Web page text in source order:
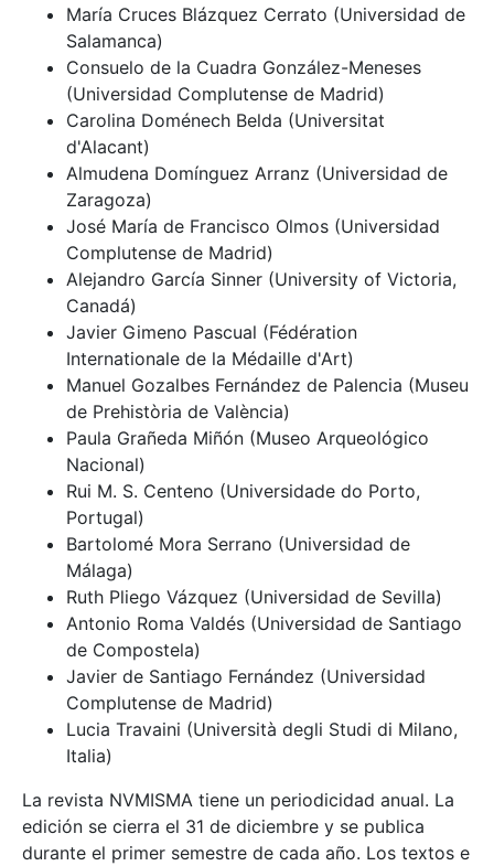
María Cruces Blázquez Cerrato (Universidad de
Salamanca)
Consuelo de la Cuadra González-Meneses
(Universidad Complutense de Madrid)
Carolina Doménech Belda (Universitat
d'Alacant)
Almudena Domínguez Arranz (Universidad de
Zaragoza)
José María de Francisco Olmos (Universidad
Complutense de Madrid)
Alejandro García Sinner (University of Victoria,
Canadá)
Javier Gimeno Pascual (Fédération
Internationale de la Médaille d'Art)
Manuel Gozalbes Fernández de Palencia (Museu
de Prehistòria de València)
Paula Grañeda Miñón (Museo Arqueológico
Nacional)
Rui M. S. Centeno (Universidade do Porto,
Portugal)
Bartolomé Mora Serrano (Universidad de
Málaga)
Ruth Pliego Vázquez (Universidad de Sevilla)
Antonio Roma Valdés (Universidad de Santiago
de Compostela)
Javier de Santiago Fernández (Universidad
Complutense de Madrid)
Lucia Travaini (Università degli Studi di Milano,
Italia)
La revista NVMISMA tiene un periodicidad anual. La
edición se cierra el 31 de diciembre y se publica
durante el primer semestre de cada año. Los textos e